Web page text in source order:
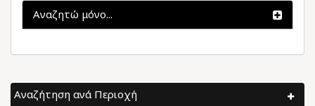
Αναζητώ μόνο...
Αναζήτηση ανά Περιοχή